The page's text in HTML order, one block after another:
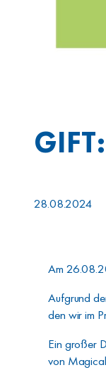
28.08.2024
Am
Aufgrund
den wir im
Ein großer
von